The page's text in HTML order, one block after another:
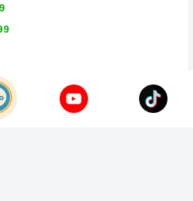
Công Ty TNHH Home Best Việt Nam
cấp bởi
Sapo